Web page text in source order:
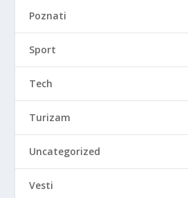
Poznati
Sport
Tech
Turizam
Uncategorized
Vesti